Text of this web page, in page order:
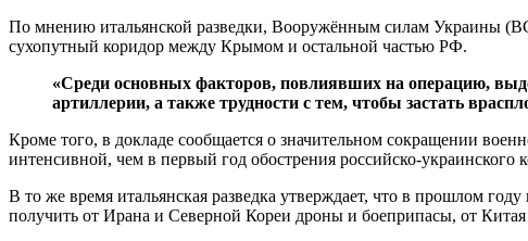
По мнению итальянской разведки, Вооружённым силам Украины
сухопутный коридор между Крымом и остальной частью РФ.
«Среди основных факторов, повлиявших на операцию,
артиллерии, а также трудности с тем, чтобы застать
Кроме того, в докладе сообщается о значительном сокращении
интенсивной, чем в первый год обострения российско-украинского
В то же время итальянская разведка утверждает, что в прошлом
получить от Ирана и Северной Кореи дроны и боеприпасы, от